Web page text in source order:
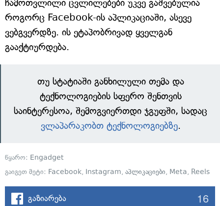
ჩამოთვლილი ცვლილებები უკვე გაშვებულია
როგორც Facebook-ის აპლიკაციაში, ასევე
ვებგვერდზე. ის ეტაპობრივად ყველგან
გააქტიურდება.
თუ სტატიაში განხილული თემა და
ტექნოლოგიების სფერო შენთვის
საინტერესოა, შემოგვიერთდი ჯგუფში, სადაც
ვლაპარაკობთ ტექნოლოგიებზე.
წყარო: Engadget
გაიგეთ მეტი: Facebook, Instagram, აპლიკაციები, Meta, Reels
გაზიარება 16